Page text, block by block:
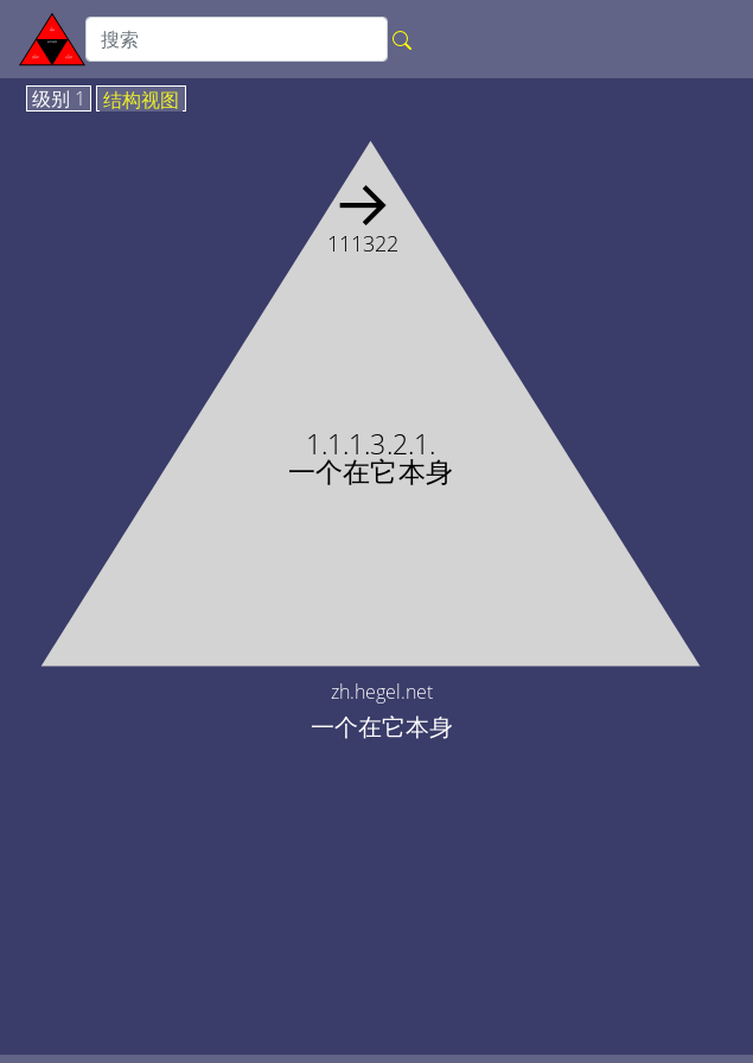
级别 1 结构视图
1.1.1.3.2.1.
一个在它本身
→
111322
zh.hegel.net
一个在它本身